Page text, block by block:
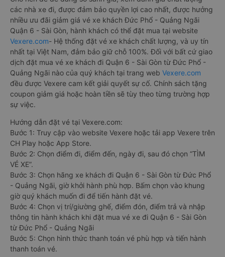
các nhà xe đi, được đảm bảo quyền lợi cao nhất, được hưởng
nhiều ưu đãi giảm giá vé xe khách Đức Phổ - Quảng Ngãi
Quận 6 - Sài Gòn, hành khách có thể đặt mua tại website
Vexere.com- Hệ thống đặt vé xe khách chất lượng, và uy tín
nhất tại Việt Nam, đảm bảo giữ chỗ 100%. Đối với bất cứ giao
dịch đặt mua vé xe khách đi Quận 6 - Sài Gòn từ Đức Phổ -
Quảng Ngãi nào của quý khách tại trang web Vexere.com
đều được Vexere cam kết giải quyết sự cố. Chính sách tặng
coupon giảm giá hoặc hoàn tiền sẽ tùy theo từng trường hợp
sự việc.
Hướng dẫn đặt vé tại Vexere.com:
Bước 1: Truy cập vào website Vexere hoặc tải app Vexere trên
CH Play hoặc App Store.
Bước 2: Chọn điểm đi, điểm đến, ngày đi, sau đó chọn “TÌM
VÉ XE”.
Bước 3: Chọn hãng xe khách đi Quận 6 - Sài Gòn từ Đức Phổ
- Quảng Ngãi, giờ khởi hành phù hợp. Bấm chọn vào khung
giờ quý khách muốn đi để tiến hành đặt vé.
Bước 4: Chọn vị trí/giường ghế, điểm đón, điểm trả và nhập
thông tin hành khách khi đặt mua vé xe đi Quận 6 - Sài Gòn
từ Đức Phổ - Quảng Ngãi
Bước 5: Chọn hình thức thanh toán vé phù hợp và tiến hành
thanh toán vé.